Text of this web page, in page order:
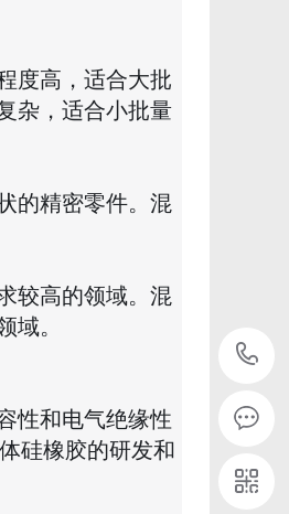
度高，适合大批
杂，适合小批量
的精密零件。混
较高的领域。混
域。
性和电气绝缘性
硅橡胶的研发和